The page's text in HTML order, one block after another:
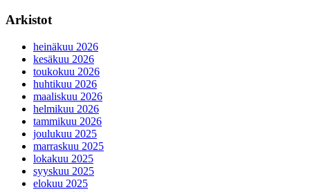
Arkistot
heinäkuu 2026
kesäkuu 2026
toukokuu 2026
huhtikuu 2026
maaliskuu 2026
helmikuu 2026
tammikuu 2026
joulukuu 2025
marraskuu 2025
lokakuu 2025
syyskuu 2025
elokuu 2025